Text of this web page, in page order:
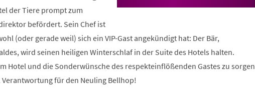
der Tiere prompt zum
befördert. Sein Chef ist
(oder gerade weil) sich ein VIP-Gast angekündigt hat: Der Bär,
wird seinen heiligen Winterschlaf in der Suite des Hotels halten.
Hotel und die Sonderwünsche des respekteinflößenden Gastes zu sorgen
Verantwortung für den Neuling Bellhop!